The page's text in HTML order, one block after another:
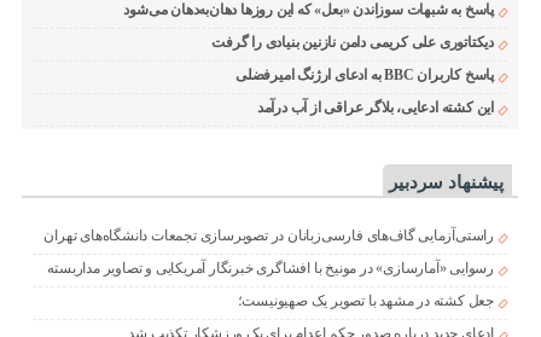
پاسخ به شبهات سوزاندن «بعل» که این روزها دهان‌به‌دهان می‌شود
دیکتاتوری علی کریمی دامن نازنین بنیادی را گرفت
پاسخ کاربران BBC به ادعای ارژنگ امیرفضلی
این کشته ادعایی، بلاگر عراقی از آب درآمد
پیشنهاد سردبیر
راستی‌آزمایی گاف‌های فارسی‌زبانان در تصویرسازی تجمعات دانشگاه‌های تهران
رسوایی «آمارسازی» در مونیخ با افشاگری خبرنگار آمریکایی و تصاویر مداربسته
جعل کشته در مشهد با تصویر یک صهیونیست؛
ادعای جدید درباره صدور حکم اعدام برای یک ورزشکار تکذیب شد